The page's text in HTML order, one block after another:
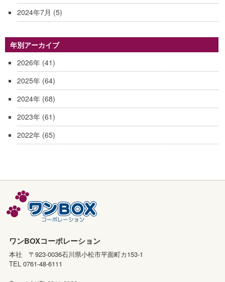
2024年7月 (5)
年別アーカイブ
2026年(41)
2025年(64)
2024年(68)
2023年(61)
2022年(65)
ワンBOXコーポレーション
本社 〒923-0036石川県小松市平面町カ153-1
TEL 0761-48-6111